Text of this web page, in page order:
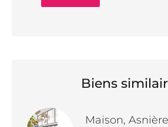
Biens
Maison,